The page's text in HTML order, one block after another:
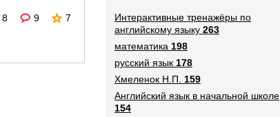
8 9 7
Интерактивные тренажёры по
английскому языку 263
математика 198
русский язык 178
Хмеленок Н.П.
159
Английский язык в начальной школе
154